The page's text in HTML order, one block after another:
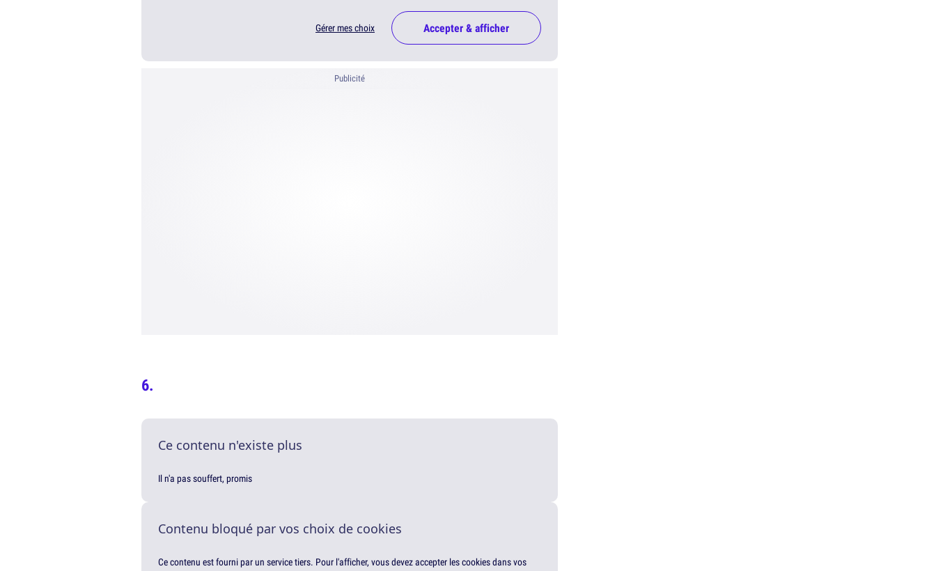
Gérer mes choix Accepter & afficher
Publicité
Ce contenu n'existe plus
Il n'a pas souffert, promis
Contenu bloqué par vos choix de cookies
Ce contenu est fourni par un service tiers. Pour l'afficher, vous devez accepter les cookies dans vos